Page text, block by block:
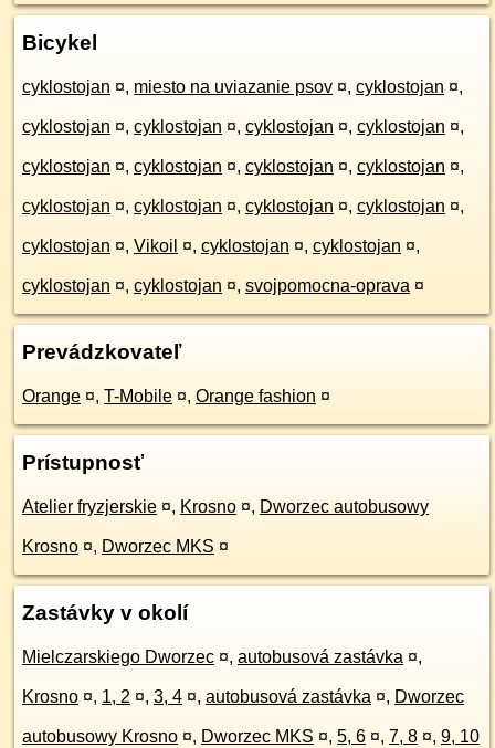
Bicykel
cyklostojan ¤, miesto na uviazanie psov ¤, cyklostojan ¤,
cyklostojan ¤, cyklostojan ¤, cyklostojan ¤, cyklostojan ¤,
cyklostojan ¤, cyklostojan ¤, cyklostojan ¤, cyklostojan ¤,
cyklostojan ¤, cyklostojan ¤, cyklostojan ¤, cyklostojan ¤,
cyklostojan ¤, Vikoil ¤, cyklostojan ¤, cyklostojan ¤,
cyklostojan ¤, cyklostojan ¤, svojpomocna-oprava ¤
Prevádzkovateľ
Orange ¤, T-Mobile ¤, Orange fashion ¤
Prístupnosť
Atelier fryzjerskie ¤, Krosno ¤, Dworzec autobusowy
Krosno ¤, Dworzec MKS ¤
Zastávky v okolí
Mielczarskiego Dworzec ¤, autobusová zastávka ¤,
Krosno ¤, 1, 2 ¤, 3, 4 ¤, autobusová zastávka ¤, Dworzec
autobusowy Krosno ¤, Dworzec MKS ¤, 5, 6 ¤, 7, 8 ¤, 9, 10